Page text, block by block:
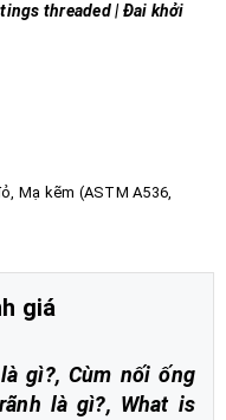
threaded | Đai khởi
Mạ kẽm (ASTM A536,
giá
gì?, Cùm nối ống
là gì?, What is